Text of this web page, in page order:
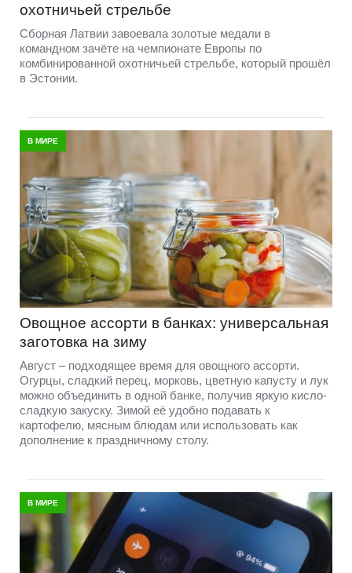
охотничьей стрельбе
Сборная Латвии завоевала золотые медали в
командном зачёте на чемпионате Европы по
комбинированной охотничьей стрельбе, который прошёл
в Эстонии.
В МИРЕ
Овощное ассорти в банках: универсальная
заготовка на зиму
Август – подходящее время для овощного ассорти.
Огурцы, сладкий перец, морковь, цветную капусту и лук
можно объединить в одной банке, получив яркую кисло-
сладкую закуску. Зимой её удобно подавать к
картофелю, мясным блюдам или использовать как
дополнение к праздничному столу.
В МИРЕ